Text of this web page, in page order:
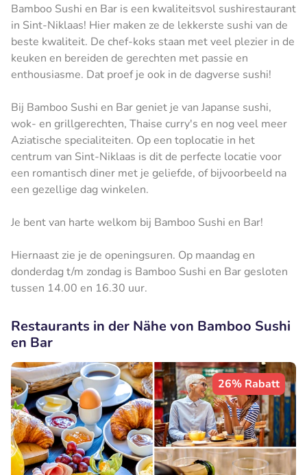
Bamboo Sushi en Bar is een kwaliteitsvol sushirestaurant
in Sint-Niklaas! Hier maken ze de lekkerste sushi van de
beste kwaliteit. De chef-koks staan met veel plezier in de
keuken en bereiden de gerechten met passie en
enthousiasme. Dat proef je ook in de dagverse sushi!
Bij Bamboo Sushi en Bar geniet je van Japanse sushi,
wok- en grillgerechten, Thaise curry's en nog veel meer
Aziatische specialiteiten. Op een toplocatie in het
centrum van Sint-Niklaas is dit de perfecte locatie voor
een romantisch diner met je geliefde, of bijvoorbeeld na
een gezellige dag winkelen.
Je bent van harte welkom bij Bamboo Sushi en Bar!
Hiernaast zie je de openingsuren. Op maandag en
donderdag t/m zondag is Bamboo Sushi en Bar gesloten
tussen 14.00 en 16.30 uur.
Restaurants in der Nähe von Bamboo Sushi
en Bar
26% Rabatt